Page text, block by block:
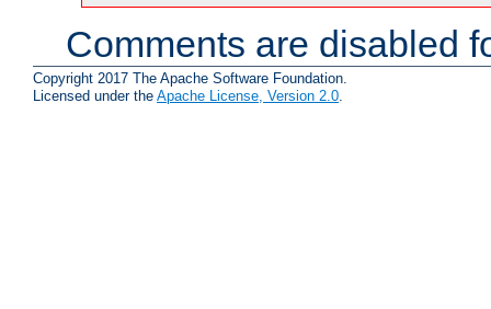
Comments are disabled
Copyright 2017 The Apache Software Foundation.
Licensed under the Apache License, Version 2.0